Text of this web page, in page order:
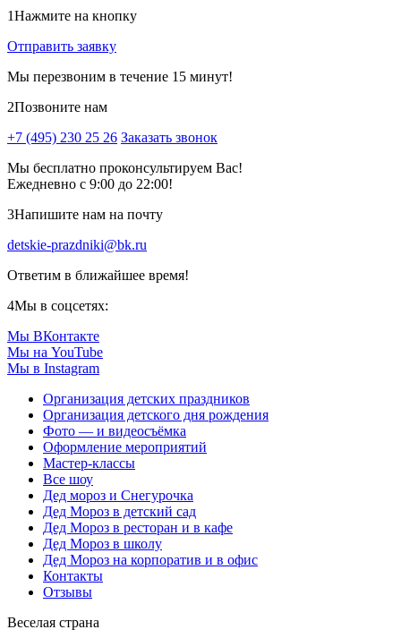
1Нажмите на кнопку
Отправить заявку
Мы перезвоним в течение 15 минут!
2Позвоните нам
+7 (495) 230 25 26 Заказать звонок
Мы бесплатно проконсультируем Вас!
Ежедневно с 9:00 до 22:00!
3Напишите нам на почту
detskie-prazdniki@bk.ru
Ответим в ближайшее время!
4Мы в соцсетях:
Мы ВКонтакте
Мы на YouTube
Мы в Instagram
Организация детских праздников
Организация детского дня рождения
Фото — и видеосъёмка
Оформление мероприятий
Мастер-классы
Все шоу
Дед мороз и Снегурочка
Дед Мороз в детский сад
Дед Мороз в ресторан и в кафе
Дед Мороз в школу
Дед Мороз на корпоратив и в офис
Контакты
Отзывы
Веселая страна